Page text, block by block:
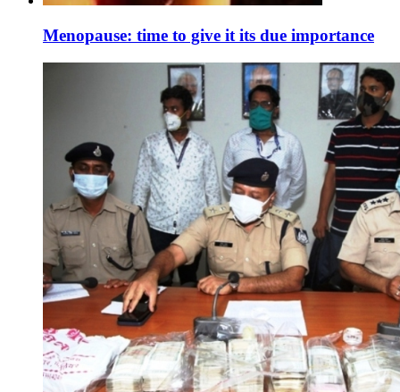
Menopause: time to give it its due importance